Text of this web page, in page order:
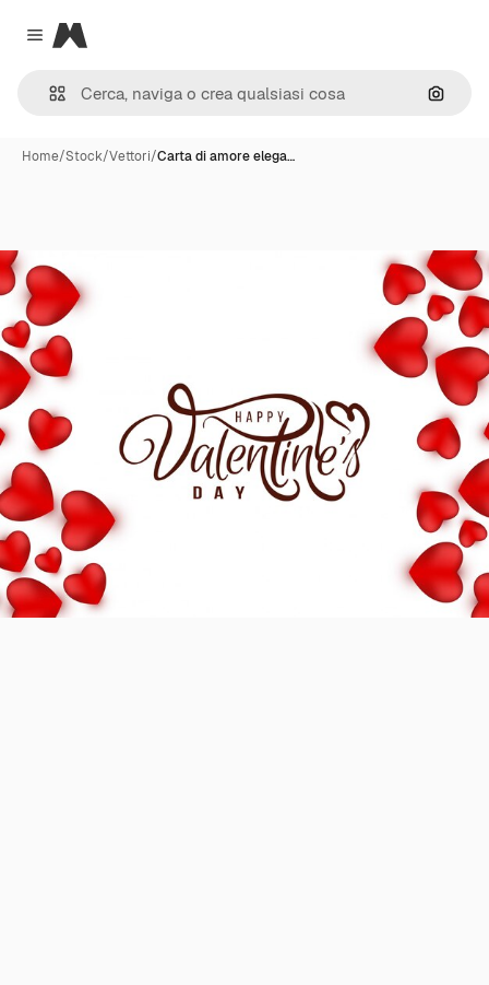
Close menu
Magnific
Cerca
Home/Stock/Vettori/Carta di amore elega…